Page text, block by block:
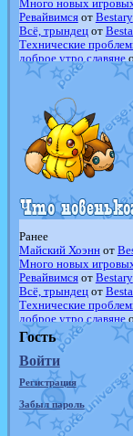
Много новых
Ревайвимсяот Bestary
Всё, трындецот
Технические
доброе утро славяне
Йолда и Мимикью от
Недовольный
The Dark Wishmaker
шадоу спиритомб
от
траббишот
Raging Boltот
Shadow mismagiusот
художникотvicavica
Ранее
Майский Хоэннот
Много новых
Ревайвимсяот Bestary
Всё, трындецот
Технические
доброе утро славяне
Йолда и Мимикьюот
Недовольный
The Dark Wishmaker
шадоу спиритомб
от
траббишот
Raging Boltот
Shadow mismagiusот
художникот vicavica
Гость
Войти
Регистрация
Забыл пароль